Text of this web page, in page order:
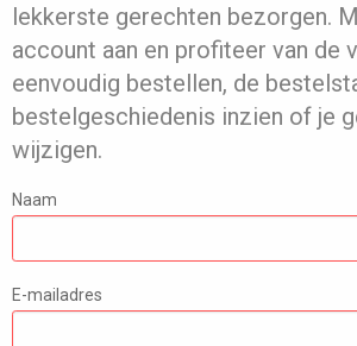
lekkerste gerechten bezorgen.
account aan en profiteer van de
eenvoudig bestellen, de
bestelgeschiedenis inzien of je
wijzigen.
Naam
E-mailadres